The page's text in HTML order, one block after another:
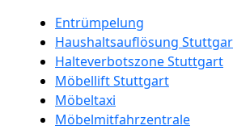
Entrümpelung
Haushaltsauflösung
Halteverbotszone Stuttgart
Möbellift Stuttgart
Möbeltaxi
Möbelmitfahrzentrale